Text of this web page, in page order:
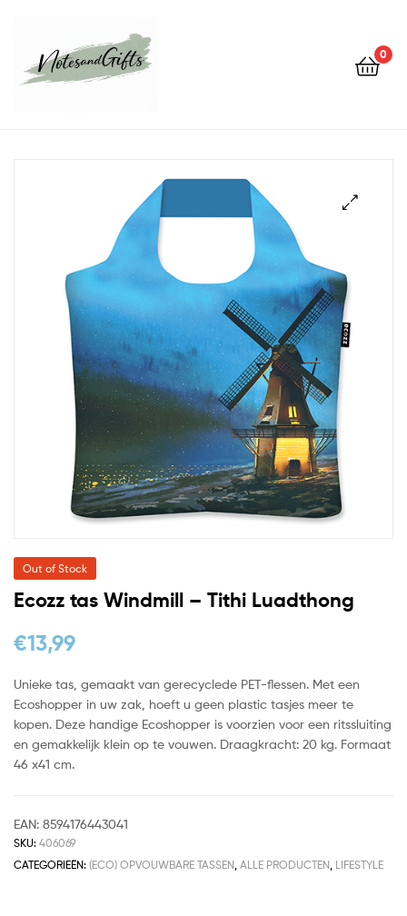
0
Out of Stock
Ecozz tas Windmill – Tithi Luadthong
€13,99
Unieke tas, gemaakt van gerecyclede PET-flessen. Met een
Ecoshopper in uw zak, hoeft u geen plastic tasjes meer te
kopen. Deze handige Ecoshopper is voorzien voor een ritssluiting
en gemakkelijk klein op te vouwen. Draagkracht: 20 kg. Formaat
46 x41 cm.
EAN: 8594176443041
SKU: 406069
CATEGORIEËN: (ECO) OPVOUWBARE TASSEN ALLE PRODUCTEN LIFESTYLE